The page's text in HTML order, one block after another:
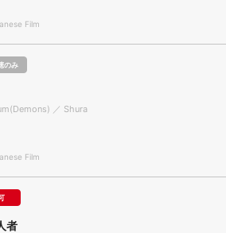
Film
のみ
／ Shura
Film
者